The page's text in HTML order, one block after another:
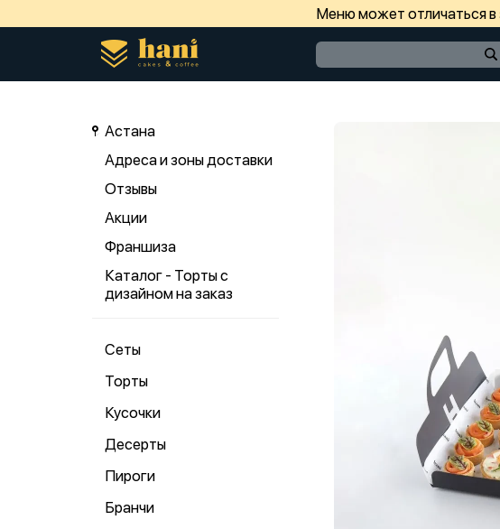
Меню может отличаться
Астана
Адреса и зоны доставки
Отзывы
Акции
Франшиза
Каталог - Торты с
дизайном на заказ
Сеты
Торты
Кусочки
Десерты
Пироги
Бранчи